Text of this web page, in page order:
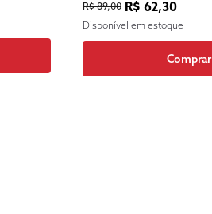
R$ 89,00 R$ 62,30
Disponível em estoque
Comprar